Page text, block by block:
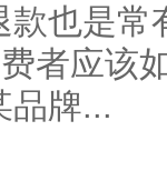
也是
者应该
品牌...